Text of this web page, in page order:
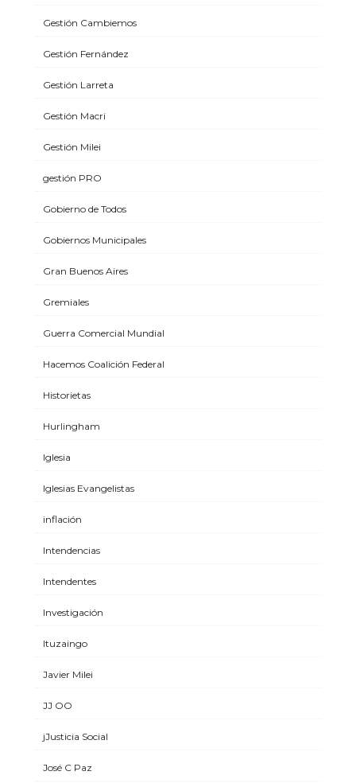
Gestión Cambiemos
Gestión Fernández
Gestión Larreta
Gestión Macri
Gestión Milei
gestión PRO
Gobierno de Todos
Gobiernos Municipales
Gran Buenos Aires
Gremiales
Guerra Comercial Mundial
Hacemos Coalición Federal
Historietas
Hurlingham
Iglesia
Iglesias Evangelistas
inflación
Intendencias
Intendentes
Investigación
Ituzaingo
Javier Milei
JJ OO
jJusticia Social
José C Paz